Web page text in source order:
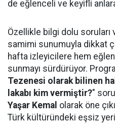
de eğlenceli ve keyifli
Özellikle bilgi dolu soruları
samimi sunumuyla dikkat
hafta izleyicilere hem
sunmayı sürdürüyor.
Tezenesi olarak bilinen
lakabı kim vermiştir?"
Yaşar Kemal olarak öne
Türk kültüründeki eşsiz